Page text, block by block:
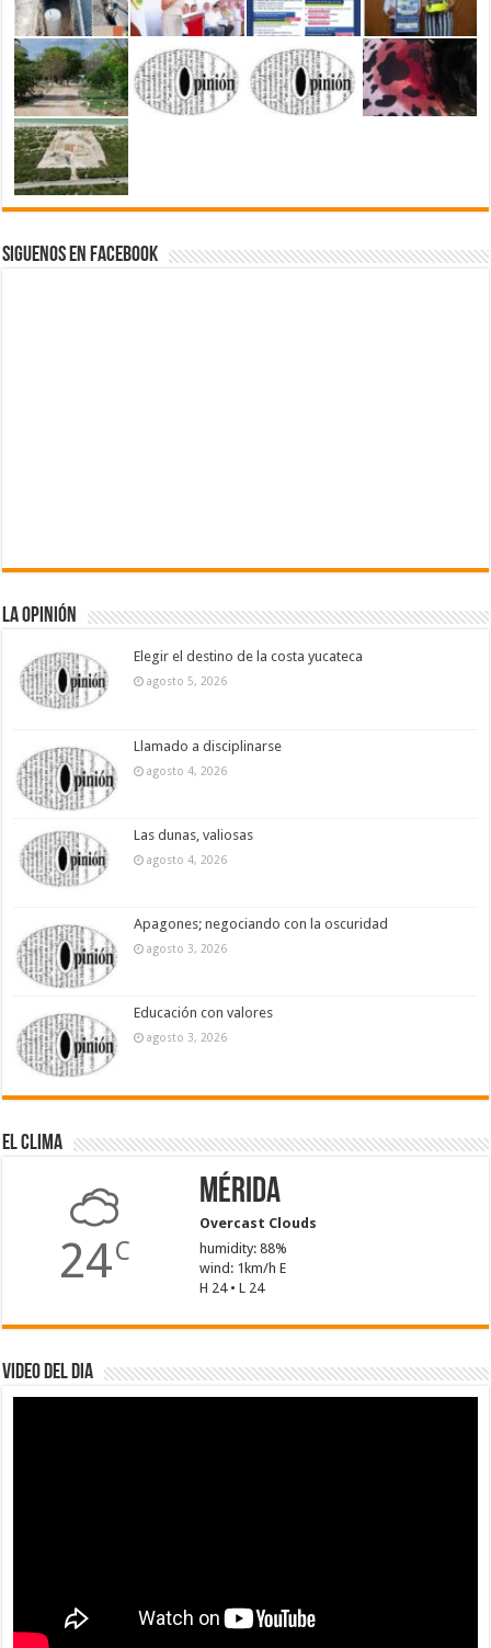
Siguenos en Facebook
La Opinión
Elegir el destino de la costa yucateca
agosto 5, 2026
Llamado a disciplinarse
agosto 4, 2026
Las dunas, valiosas
agosto 4, 2026
Apagones; negociando con la oscuridad
agosto 3, 2026
Educación con valores
agosto 3, 2026
El Clima
24C
Mérida
Overcast Clouds
humidity: 88%
wind: 1km/h E
H 24 • L 24
Video del dia